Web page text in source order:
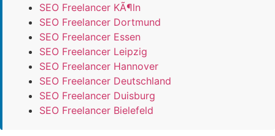
SEO Freelancer KÃ¶ln
SEO Freelancer Dortmund
SEO Freelancer Essen
SEO Freelancer Leipzig
SEO Freelancer Hannover
SEO Freelancer Deutschland
SEO Freelancer Duisburg
SEO Freelancer Bielefeld